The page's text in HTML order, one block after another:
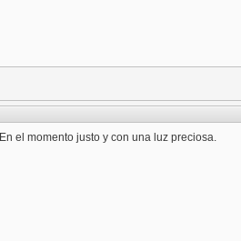
En el momento justo y con una luz preciosa.